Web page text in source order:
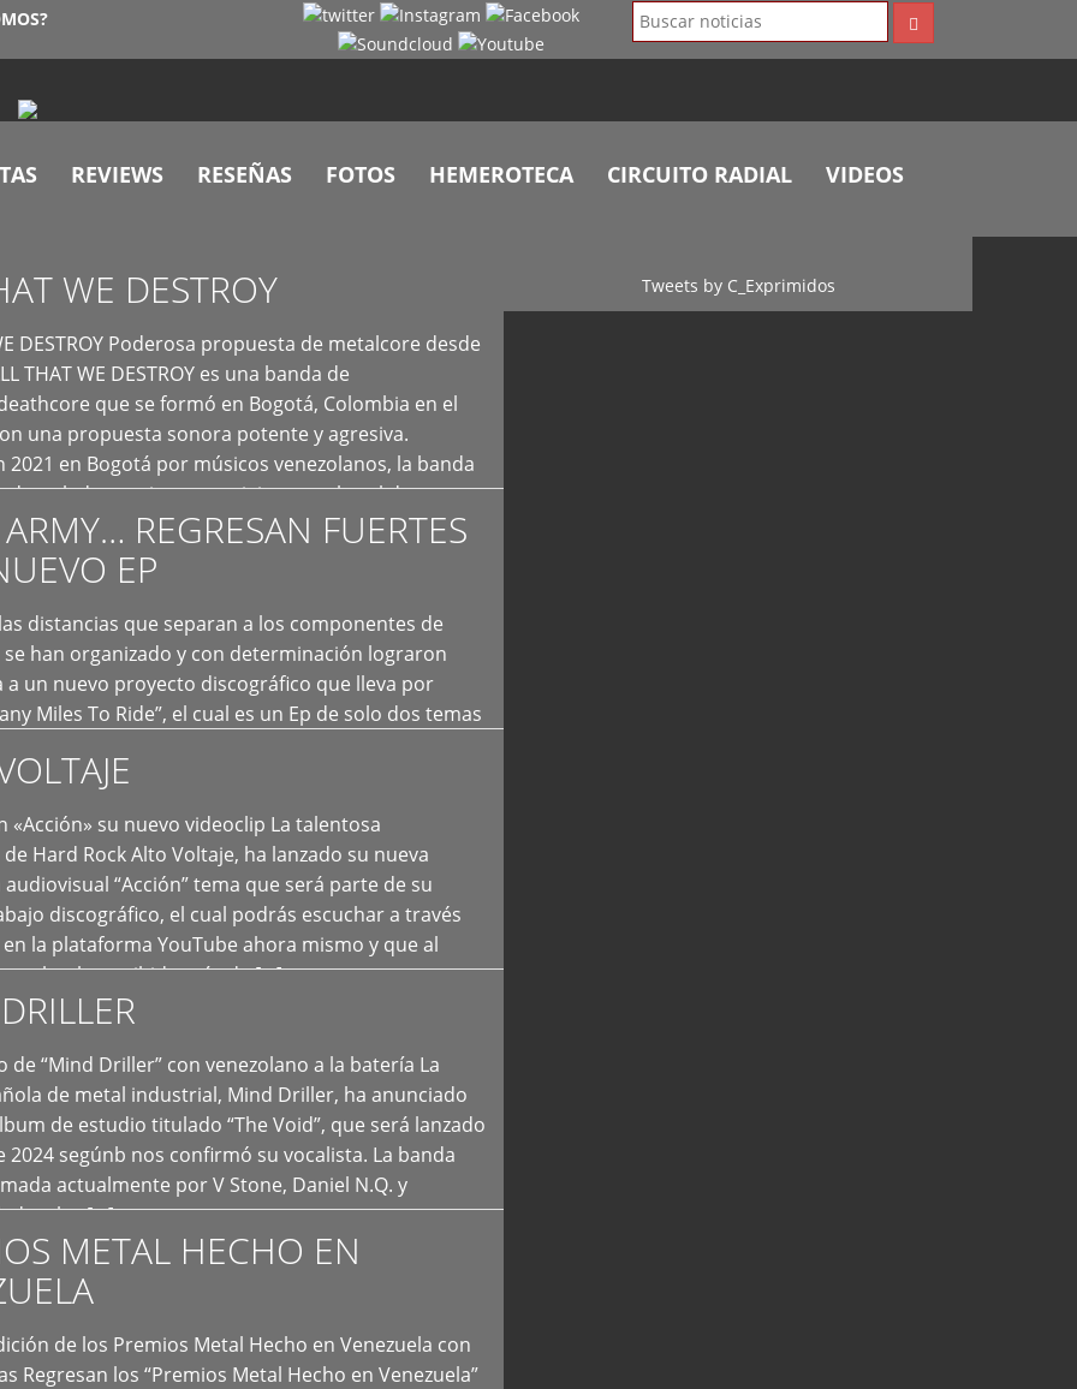
REVIEWS RESEÑAS FOTOS HEMEROTECA CIRCUITO RADIAL VIDEOS
WE DESTROY
DESTROY Poderosa propuesta de metalcore desde
THAT WE DESTROY es una banda de
que se formó en Bogotá, Colombia en el
una propuesta sonora potente y agresiva.
2021 en Bogotá por músicos venezolanos, la banda
demoledores, ritmos vertiginosos y breakdowns
creando […]REGRESAN FUERTES
EP
distancias que separan a los componentes de
se han organizado y con determinación lograron
a un nuevo proyecto discográfico que lleva por
Miles To Ride”, el cual es un Ep de solo dos temas
[…]
«Acción» su nuevo videoclip La talentosa
Hard Rock Alto Voltaje, ha lanzado su nueva
“Acción” tema que será parte de su
discográfico, el cual podrás escuchar a través
la plataforma YouTube ahora mismo y que al
ya ha recibido más de […]
de “Mind Driller” con venezolano a la batería La
de metal industrial, Mind Driller, ha anunciado
de estudio titulado “The Void”, que será lanzado
2024 segúnb nos confirmó su vocalista. La banda
actualmente por V Stone, Daniel N.Q. y
a las […]
METAL HECHO EN
de los Premios Metal Hecho en Venezuela con
Regresan los “Premios Metal Hecho en Venezuela”
Tweets by C_Exprimidos